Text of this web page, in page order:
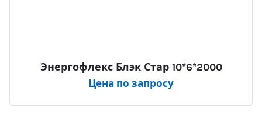
Энергофлекс Блэк Стар 10*6*2000
Цена по запросу